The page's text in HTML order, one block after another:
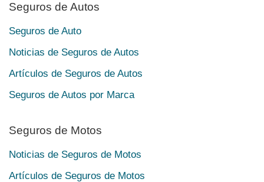
Seguros de Autos
Seguros de Auto
Noticias de Seguros de Autos
Artículos de Seguros de Autos
Seguros de Autos por Marca
Seguros de Motos
Noticias de Seguros de Motos
Artículos de Seguros de Motos